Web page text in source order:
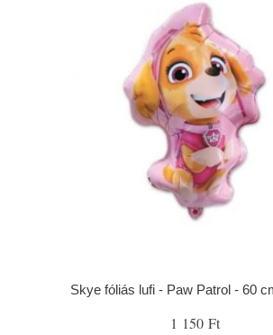
Skye fóliás lufi - Paw Patrol - 60
1 150 Ft